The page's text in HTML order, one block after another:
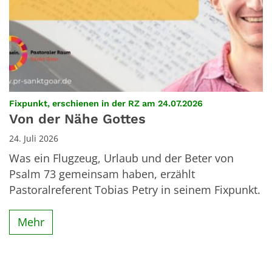
Fixpunkt, erschienen in der RZ am 24.07.2026
Von der Nähe Gottes
24. Juli 2026
Was ein Flugzeug, Urlaub und der Beter von
Psalm 73 gemeinsam haben, erzählt
Pastoralreferent Tobias Petry in seinem Fixpunkt.
Mehr